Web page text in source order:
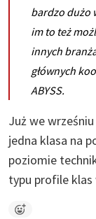
bardzo dużo
im to też
innych
głównych
ABYSS.
Już we
jedna klasa na
poziomie
typu profile klas